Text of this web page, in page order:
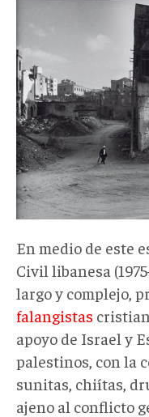
En medio de este
Civil libanesa
largo y complejo,
falangistas
apoyo de Israel y
palestinos, con la
sunitas, chiítas,
ajeno al conflicto